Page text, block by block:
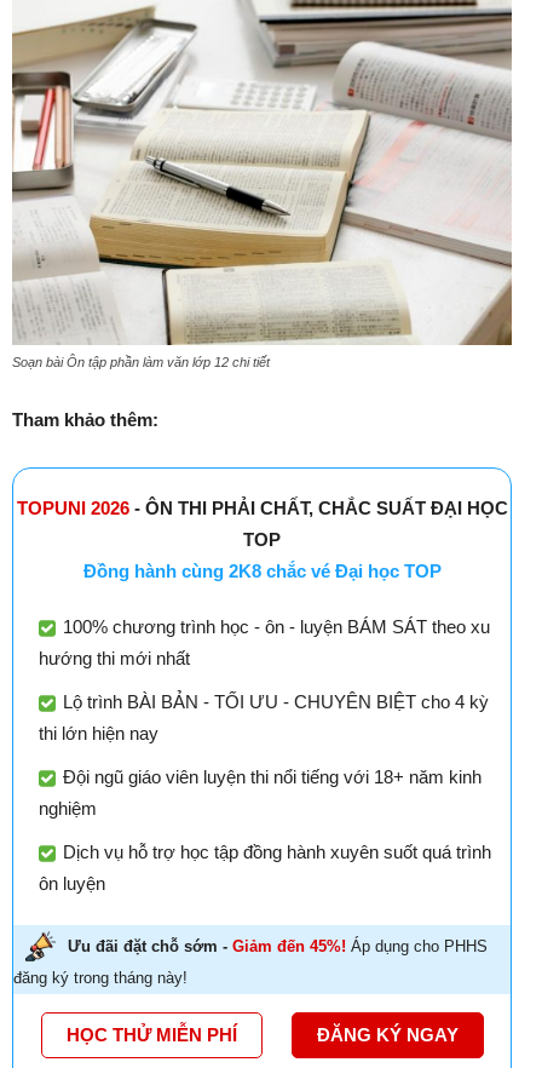
Soạn bài Ôn tập phần làm văn lớp 12 chi tiết
Tham khảo thêm:
TOPUNI 2026- ÔN THI PHẢI CHẤT, CHẮC SUẤT ĐẠI HỌC
TOP
Đồng hành cùng 2K8 chắc vé Đại học TOP
100% chương trình học - ôn - luyện BÁM SÁT theo xu
hướng thi mới nhất
Lộ trình BÀI BẢN - TỐI ƯU - CHUYÊN BIỆT cho 4 kỳ
thi lớn hiện nay
Đội ngũ giáo viên luyện thi nổi tiếng với 18+ năm kinh
nghiệm
Dịch vụ hỗ trợ học tập đồng hành xuyên suốt quá trình
ôn luyện
Ưu đãi đặt chỗ sớm - Giảm đến 45%! Áp dụng cho PHHS
đăng ký trong tháng này!
HỌC THỬ MIỄN PHÍ ĐĂNG KÝ NGAY